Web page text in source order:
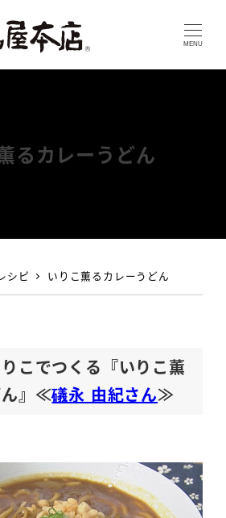
MENU
るカレーうどん
シピ いりこ薫るカレーうどん
こでつくる『いりこ薫
ん』≪礒永 由紀さん≫